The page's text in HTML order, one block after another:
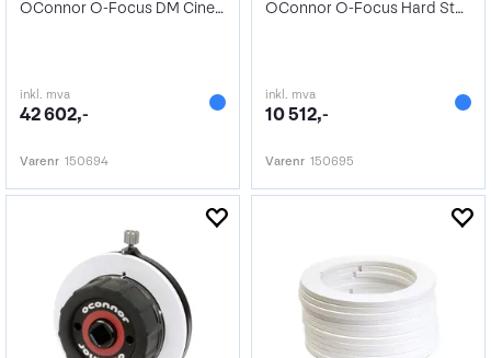
OConnor O-Focus DM Cine Lens Pro Kit
inkl. mva
42 602,-
Varenr 150694
OConnor O-Focus Hard Stop Handwheel
inkl. mva
10 512,-
Varenr 150695